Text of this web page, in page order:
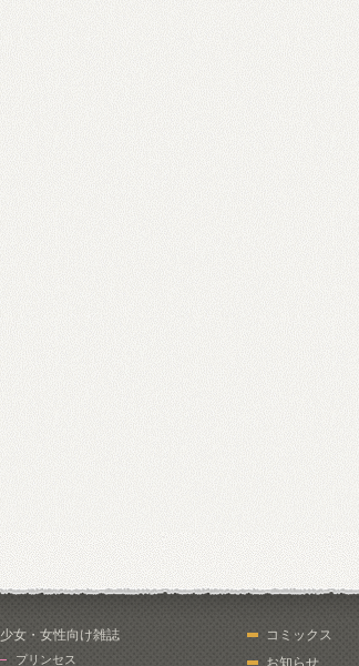
少女・女性向け雑誌
プリンセス
コミックス
お知らせ